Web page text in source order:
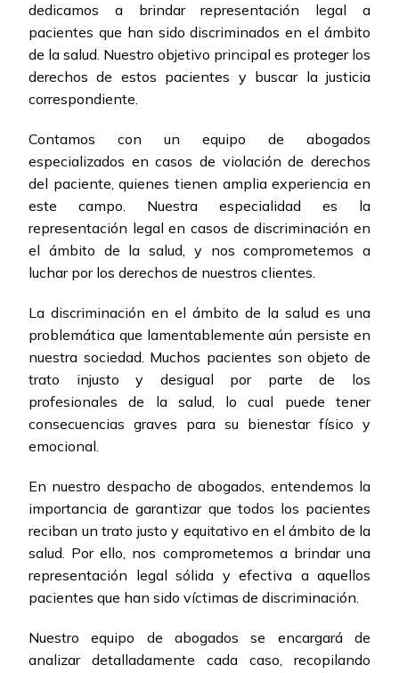
dedicamos a brindar representación legal a
pacientes que han sido discriminados en el ámbito
de la salud. Nuestro objetivo principal es proteger los
derechos de estos pacientes y buscar la justicia
correspondiente.
Contamos con un equipo de abogados
especializados en casos de violación de derechos
del paciente, quienes tienen amplia experiencia en
este campo. Nuestra especialidad es la
representación legal en casos de discriminación en
el ámbito de la salud, y nos comprometemos a
luchar por los derechos de nuestros clientes.
La discriminación en el ámbito de la salud es una
problemática que lamentablemente aún persiste en
nuestra sociedad. Muchos pacientes son objeto de
trato injusto y desigual por parte de los
profesionales de la salud, lo cual puede tener
consecuencias graves para su bienestar físico y
emocional.
En nuestro despacho de abogados, entendemos la
importancia de garantizar que todos los pacientes
reciban un trato justo y equitativo en el ámbito de la
salud. Por ello, nos comprometemos a brindar una
representación legal sólida y efectiva a aquellos
pacientes que han sido víctimas de discriminación.
Nuestro equipo de abogados se encargará de
analizar detalladamente cada caso, recopilando